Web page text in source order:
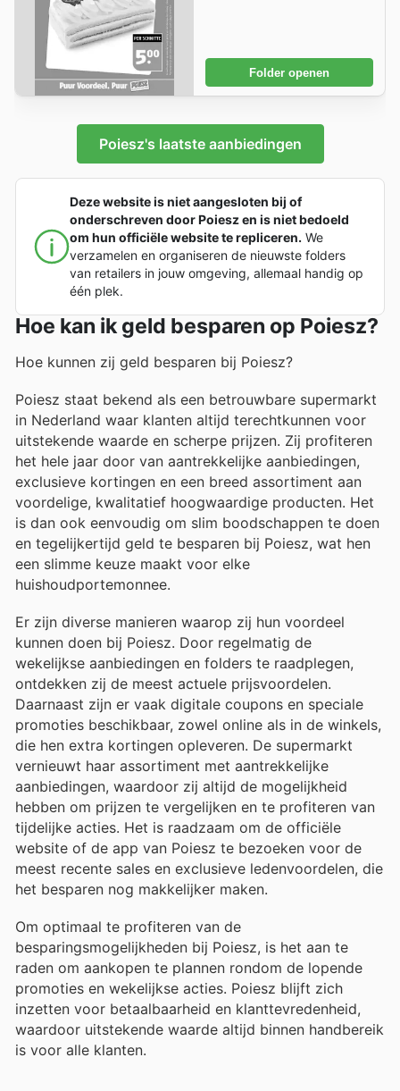
Folder openen
Poiesz's laatste aanbiedingen
Deze website is niet aangesloten bij of
onderschreven door Poiesz en is niet bedoeld
om hun officiële website te repliceren. We
verzamelen en organiseren de nieuwste folders
van retailers in jouw omgeving, allemaal handig op
één plek.
Hoe kan ik geld besparen op Poiesz?
Hoe kunnen zij geld besparen bij Poiesz?
Poiesz staat bekend als een betrouwbare supermarkt
in Nederland waar klanten altijd terechtkunnen voor
uitstekende waarde en scherpe prijzen. Zij profiteren
het hele jaar door van aantrekkelijke aanbiedingen,
exclusieve kortingen en een breed assortiment aan
voordelige, kwalitatief hoogwaardige producten. Het
is dan ook eenvoudig om slim boodschappen te doen
en tegelijkertijd geld te besparen bij Poiesz, wat hen
een slimme keuze maakt voor elke
huishoudportemonnee.
Er zijn diverse manieren waarop zij hun voordeel
kunnen doen bij Poiesz. Door regelmatig de
wekelijkse aanbiedingen en folders te raadplegen,
ontdekken zij de meest actuele prijsvoordelen.
Daarnaast zijn er vaak digitale coupons en speciale
promoties beschikbaar, zowel online als in de winkels,
die hen extra kortingen opleveren. De supermarkt
vernieuwt haar assortiment met aantrekkelijke
aanbiedingen, waardoor zij altijd de mogelijkheid
hebben om prijzen te vergelijken en te profiteren van
tijdelijke acties. Het is raadzaam om de officiële
website of de app van Poiesz te bezoeken voor de
meest recente sales en exclusieve ledenvoordelen, die
het besparen nog makkelijker maken.
Om optimaal te profiteren van de
besparingsmogelijkheden bij Poiesz, is het aan te
raden om aankopen te plannen rondom de lopende
promoties en wekelijkse acties. Poiesz blijft zich
inzetten voor betaalbaarheid en klanttevredenheid,
waardoor uitstekende waarde altijd binnen handbereik
is voor alle klanten.